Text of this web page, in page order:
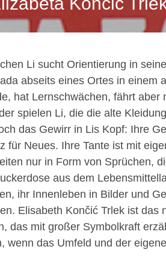
Li sucht Orientierung in
abseits eines Ortes in einem
hat Lernschwächen, fährt aber
spielen Li, die die alte
das Gewirr in Lis Kopf: Ihre
für Neues. Ihre Tante ist mit
nur in Form von Sprüchen,
aus dem
ihr Innenleben in Bilder und
Elisabeth Končić Trlek ist das
das mit großer Symbolkraft
wenn das Umfeld und der